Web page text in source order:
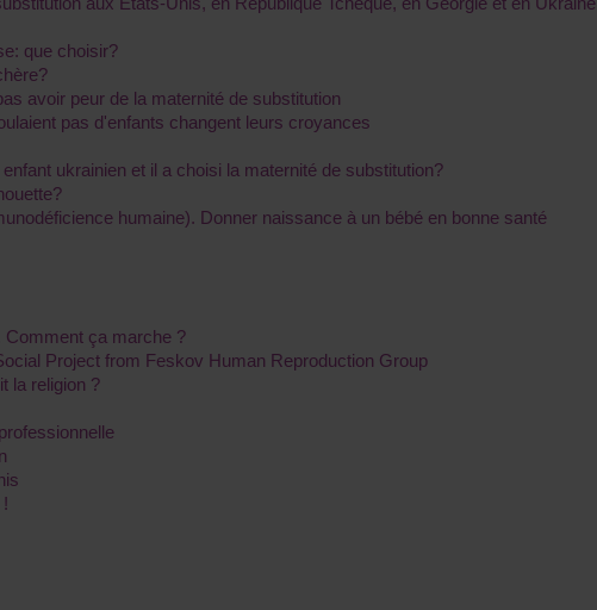
que choisir?
avoir peur de la maternité de substitution
pas d'enfants changent leurs croyances
ukrainien et il a choisi la maternité de substitution?
humaine). Donner naissance à un bébé en bonne santé
Comment ça marche ?
Project from Feskov Human Reproduction Group
la religion ?